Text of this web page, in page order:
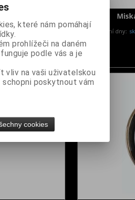
Cena:320 Kč
Koupit
Dodání dny:
které nám pomáhají
prohlížeči na daném
podle vás a je
vliv na vaši uživatelskou
poskytnout vám
cookies